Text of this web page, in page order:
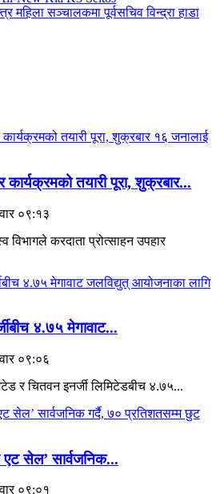
महिला सञ्चालकमा पूर्वसचिव विन्द्रा हाडा
कार्यक्रमको तयारी पूरा, शुक्रबार...
०९:१३
करदाता प्रोत्साहन उपहार
४.७५ मेगावाट...
०९:०६
र चितवन इनर्जी लिमिटेडबीच ४.७५...
सेल’ सार्वजनिक...
०९:०१